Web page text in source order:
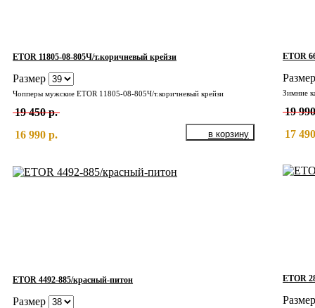
ETOR 11805-08-805Ч/т.коричневый крейзи
Размер
Чопперы мужские ETOR 11805-08-805Ч/т.коричневый крейзи
19 450 р.
16 990 р.
ETOR 4492-885/красный-питон
Размер
ETOR
Зимние
19
17
ETOR